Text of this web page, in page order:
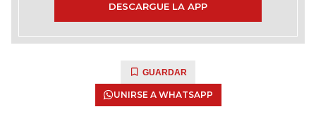
DESCARGUE LA APP
GUARDAR
UNIRSE A WHATSAPP